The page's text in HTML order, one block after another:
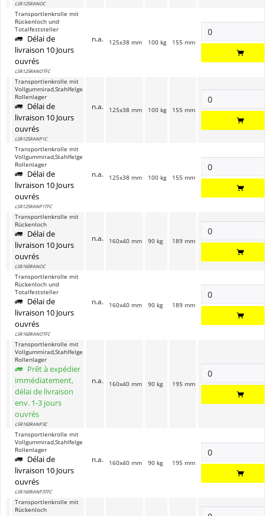
LSR125RANOC
Transportlenkrolle mit
Rückenloch und
Totalfeststeller
Délai de
livraison 10 Jours
ouvrés
LSR125RANOTFC
n.a. 125x38 mm 100 kg 155 mm
Transportlenkrolle mit
Vollgummirad,Stahlfelge
Rollenlager
Délai de
livraison 10 Jours
ouvrés
LSR125RANP1C
n.a. 125x38 mm 100 kg 155 mm
Transportlenkrolle mit
Vollgummirad,Stahlfelge
Rollenlager
Délai de
livraison 10 Jours
ouvrés
LSR125RANP1TFC
n.a. 125x38 mm 100 kg 155 mm
Transportlenkrolle mit
Rückenloch
Délai de
livraison 10 Jours
ouvrés
LSR160RANOC
n.a. 160x40 mm 90 kg 189 mm
Transportlenkrolle mit
Rückenloch und
Totalfeststeller
Délai de
livraison 10 Jours
ouvrés
LSR160RANOTFC
n.a. 160x40 mm 90 kg 189 mm
Transportlenkrolle mit
Vollgummirad,Stahlfelge
Rollenlager
Prêt à expédier
immédiatement,
délai de livraison
env. 1-3 jours
ouvrés
LSR160RANP3C
n.a. 160x40 mm 90 kg 195 mm
Transportlenkrolle mit
Vollgummirad,Stahlfelge
Rollenlager
Délai de
livraison 10 Jours
ouvrés
LSR160RANP3TFC
n.a. 160x40 mm 90 kg 195 mm
Transportlenkrolle mit
Rückenloch